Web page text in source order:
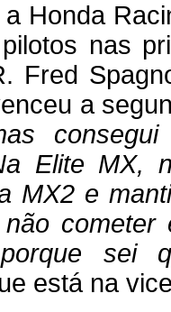
a Honda
nas
Fred
a
Elite MX,
MX2 e
sei
está na